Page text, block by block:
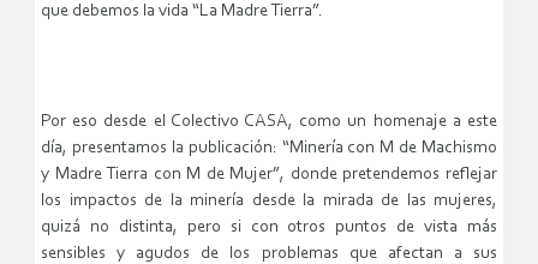
que debemos la vida “La Madre Tierra”.
Por eso desde el Colectivo CASA, como un homenaje a este
día, presentamos la publicación: “Minería con M de Machismo
y Madre Tierra con M de Mujer”, donde pretendemos reflejar
los impactos de la minería desde la mirada de las mujeres,
quizá no distinta, pero si con otros puntos de vista más
sensibles y agudos de los problemas que afectan a sus